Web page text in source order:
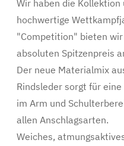
Wir haben die
hochwertige
"Competition" bieten
absoluten Spitzenpreis
Der neue Materialmix
Rindsleder sorgt für
im Arm und
allen Anschlagsarten.
Weiches,